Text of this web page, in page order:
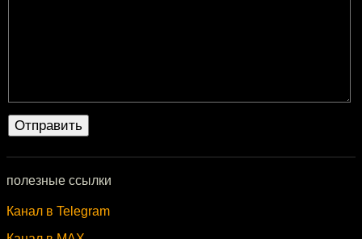
полезные ссылки
Канал в Telegram